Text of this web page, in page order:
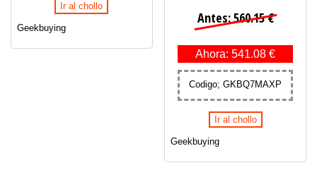
Ir al chollo
Geekbuying
Antes: 560.15 €
Ahora: 541.08 €
Codigo; GKBQ7MAXP
Ir al chollo
Geekbuying